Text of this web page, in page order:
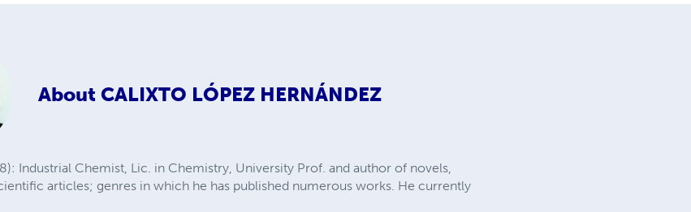
About CALIXTO LÓPEZ HERNÁNDEZ
Industrial Chemist, Lic. in Chemistry, University Prof. and author of novels,
articles; genres in which he has published numerous works. He currently